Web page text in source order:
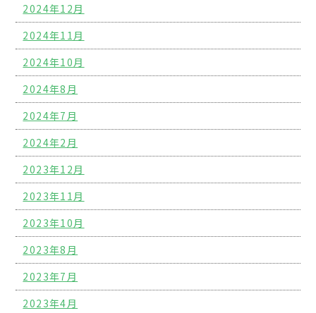
2024年12月
2024年11月
2024年10月
2024年8月
2024年7月
2024年2月
2023年12月
2023年11月
2023年10月
2023年8月
2023年7月
2023年4月